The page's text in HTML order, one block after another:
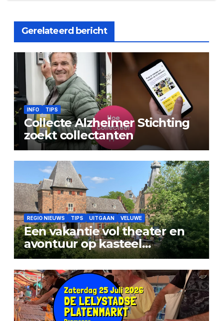
Gerelateerd bericht
INFO TIPS
Collecte Alzheimer Stichting
zoekt collectanten
REGIO NIEUWS TIPS UITGAAN VELUWE
Een vakantie vol theater en
avontuur op kasteel
Doorwerth